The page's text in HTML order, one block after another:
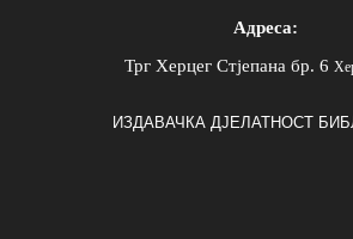
Адреса:
Трг Херцег Стјепана бр. 6
ИЗДАВАЧКА ДЈЕЛАТНОСТ